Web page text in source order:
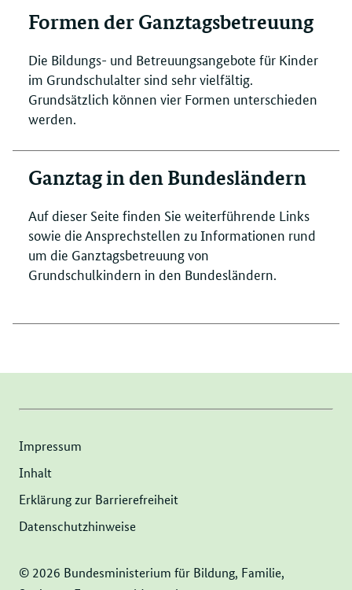
Formen der Ganztagsbetreuung
Die Bildungs- und Betreuungsangebote für Kinder
im Grundschulalter sind sehr vielfältig.
Grundsätzlich können vier Formen unterschieden
werden.
Ganztag in den Bundesländern
Auf dieser Seite finden Sie weiterführende Links
sowie die Ansprechstellen zu Informationen rund
um die Ganztagsbetreuung von
Grundschulkindern in den Bundesländern.
© 2026 Bundesministerium für Bildung, Familie,
Impressum
Inhalt
Erklärung zur Barrierefreiheit
Datenschutzhinweise